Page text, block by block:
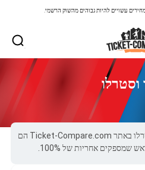
עשויים להיות גבוהים מהשוק הרשמי.
וסטרלו
כל הכרטיסים למאכלן נגד וסטרלו באתר Ticket-Compare.com הם
אחריות של 100%.